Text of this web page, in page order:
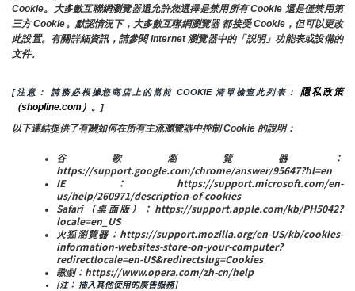
Cookie。大多數互聯網瀏覽器還允許您選擇是禁用所有 Cookie 還是僅禁用第
三方 Cookie。默認情況下，大多數互聯網瀏覽器 都接受 Cookie，但可以更改
此設置。有關詳細資訊，請參閱 Internet 瀏覽器中的「説明」功能表或設備的
文件。
[注意： 請務必根據您商店上的當前 COOKIE 清單檢查此列表： 隱私政策
（shopline.com）。
]
以下連結提供了有關如何在所有主流瀏覽器中控制 Cookie 的說明：
谷歌瀏覽器：
https://support.google.com/chrome/answer/95647?hl=en
IE：https://support.microsoft.com/en-
us/help/260971/description-of-cookies
Safari（桌面版）：https://support.apple.com/kb/PH5042?
locale=en_US
火狐瀏覽器：https://support.mozilla.org/en-US/kb/cookies-
information-websites-store-on-your-computer?
redirectlocale=en-US&redirectslug=Cookies
歌劇：https://www.opera.com/zh-cn/help
[注： 插入其他使用的廣告服務]